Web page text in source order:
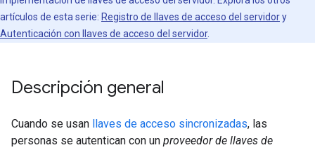
artículos de esta serie: Registro de llaves de acceso del servidory
Autenticación con llaves de acceso del servidor.
Descripción general
Cuando se usan llaves de acceso sincronizadas, las
personas se autentican con un proveedor de llaves de